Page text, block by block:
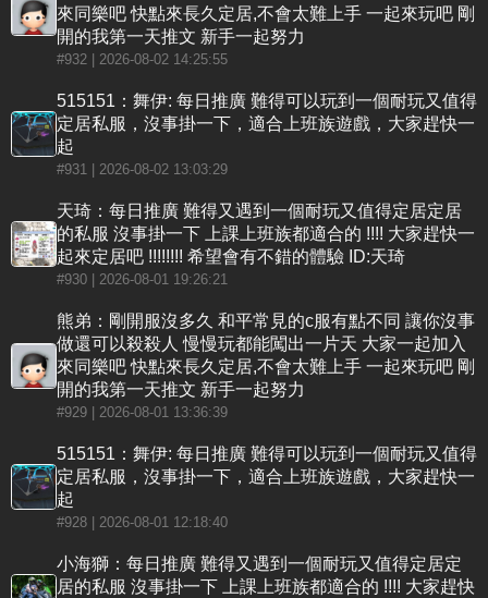
來同樂吧 快點來長久定居,不會太難上手 一起來玩吧 剛
開的我第一天推文 新手一起努力
#932 | 2026-08-02 14:25:55
515151：舞伊: 每日推廣 難得可以玩到一個耐玩又值得
定居私服，沒事掛一下，適合上班族遊戲，大家趕快一
起
#931 | 2026-08-02 13:03:29
天琦：每日推廣 難得又遇到一個耐玩又值得定居定居
的私服 沒事掛一下 上課上班族都適合的 !!!! 大家趕快一
起來定居吧 !!!!!!!! 希望會有不錯的體驗 ID:天琦
#930 | 2026-08-01 19:26:21
熊弟：剛開服沒多久 和平常見的c服有點不同 讓你沒事
做還可以殺殺人 慢慢玩都能闖出一片天 大家一起加入
來同樂吧 快點來長久定居,不會太難上手 一起來玩吧 剛
開的我第一天推文 新手一起努力
#929 | 2026-08-01 13:36:39
515151：舞伊: 每日推廣 難得可以玩到一個耐玩又值得
定居私服，沒事掛一下，適合上班族遊戲，大家趕快一
起
#928 | 2026-08-01 12:18:40
小海獅：每日推廣 難得又遇到一個耐玩又值得定居定
居的私服 沒事掛一下 上課上班族都適合的 !!!! 大家趕快